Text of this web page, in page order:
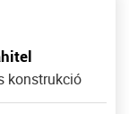
konstrukció